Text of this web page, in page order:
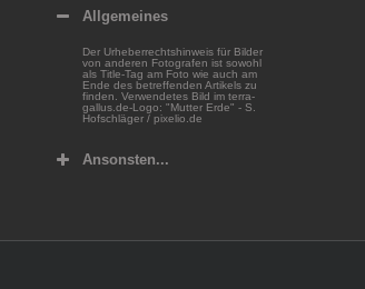
Allgemeines
Der Urheberrechtshinweis für Bilder
von anderen Fotografen ist sowohl
als Title-Tag am Foto wie auch am
Ende des betreffenden Artikels zu
finden. Verwendetes Bild im terra-
gallus.de-Logo: "Mutter Erde" - S.
Hofschläger / pixelio.de
Ansonsten...